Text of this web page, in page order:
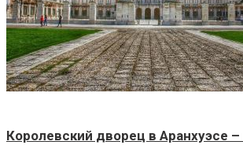
Королевский дворец в Аранхуэсе –